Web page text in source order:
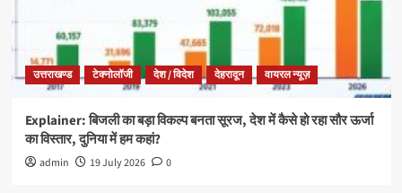
उत्तराखण्ड टेक्नोलॉजी देश / विदेश देहरादून वायरल न्यूज़
Explainer: बिजली का बड़ा विकल्प बनता सूरज, देश में कैसे हो रहा सौर ऊर्जा
का विस्तार, दुनिया में हम कहां?
admin 19 July 2026 0